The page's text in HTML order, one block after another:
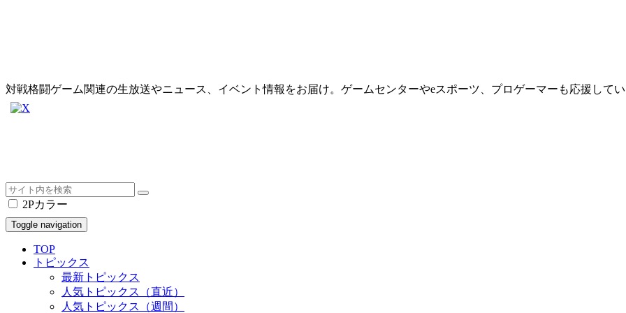
対戦格闘ゲーム関連の生放送やニュース、イベント情報をお届け。ゲームセンターやeスポーツ、プロゲーマーも応援して
2Pカラー
Toggle navigation
TOP
トピックス
最新トピックス
人気トピックス（直近）
人気トピックス（週間）